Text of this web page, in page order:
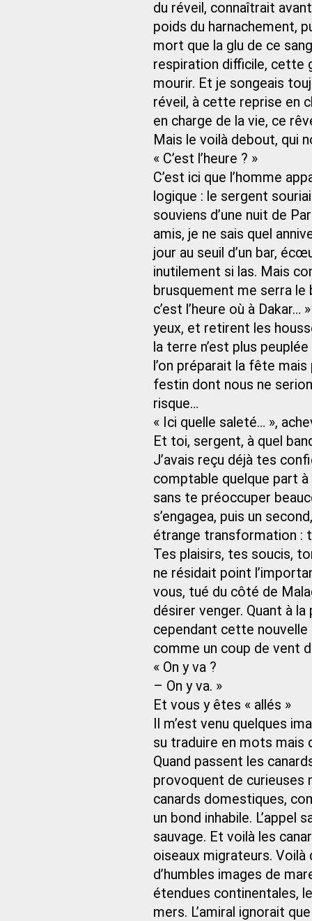
du réveil, connaîtrait
poids du harnachement,
mort que la glu de ce
respiration difficile, cette
mourir. Et je songeais
réveil, à cette reprise en
en charge de la vie, ce
Mais le voilà debout, qui
« C’est l’heure ? »
C’est ici que l’homme
logique : le sergent
souviens d’une nuit de
amis, je ne sais quel
jour au seuil d’un bar,
inutilement si las. Mais
brusquement me serra
c’est l’heure où à
yeux, et retirent les
la terre n’est plus
l’on préparait la fête mais
festin dont nous ne
risque…
« Ici quelle saleté… »,
Et toi, sergent, à quel
J’avais reçu déjà tes
comptable quelque part
sans te préoccuper
s’engagea, puis un
étrange transformation :
Tes plaisirs, tes soucis,
ne résidait point
vous, tué du côté de
désirer venger. Quant à
cependant cette
comme un coup de vent
« On y va ?
– On y va. »
Et vous y êtes « allés »
Il m’est venu quelques
su traduire en mots mais
Quand passent les
provoquent de curieuses
canards domestiques,
un bond inhabile. L’appel
sauvage. Et voilà les
oiseaux migrateurs.
d’humbles images de
étendues continentales,
mers. L’amiral ignorait